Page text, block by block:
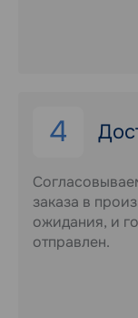
4
заказа в
ожидания, и
отправлен.